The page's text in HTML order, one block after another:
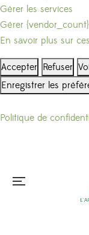
Gérer les services
Gérer
En savoir plus sur
Accepter Refuser
Enregistrer les
Politique de